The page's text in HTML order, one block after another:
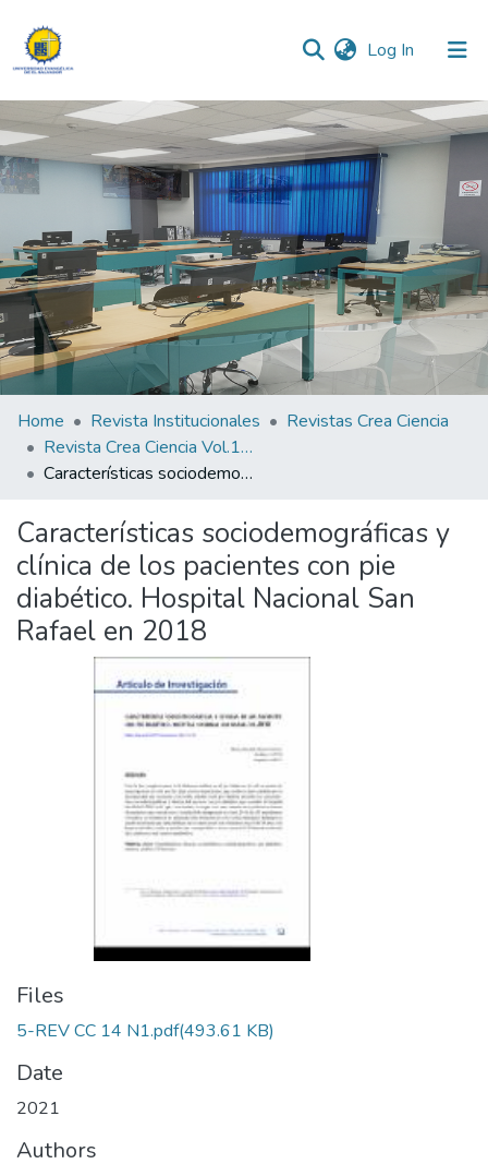
Log In (current)
Communities & Collections
All of DSpace
Home Revista Institucionales
Revistas Crea Ciencia
Revista Crea Ciencia Vol.14 N° 1
Características sociodemográficas y clínica de los pacientes con pie diabético. Hospital Nacional San Rafael en 2018
Características sociodemográficas y
clínica de los pacientes con pie
diabético. Hospital Nacional San
Rafael en 2018
Files
5-REV CC 14 N1.pdf(493.61 KB)
Date
2021
Authors